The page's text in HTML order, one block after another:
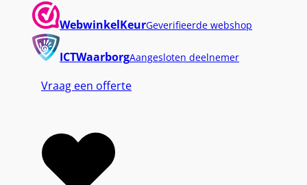
WebwinkelKeurGeverifieerde webshop
ICTWaarborgAangesloten deelnemer
Vraag een offerte